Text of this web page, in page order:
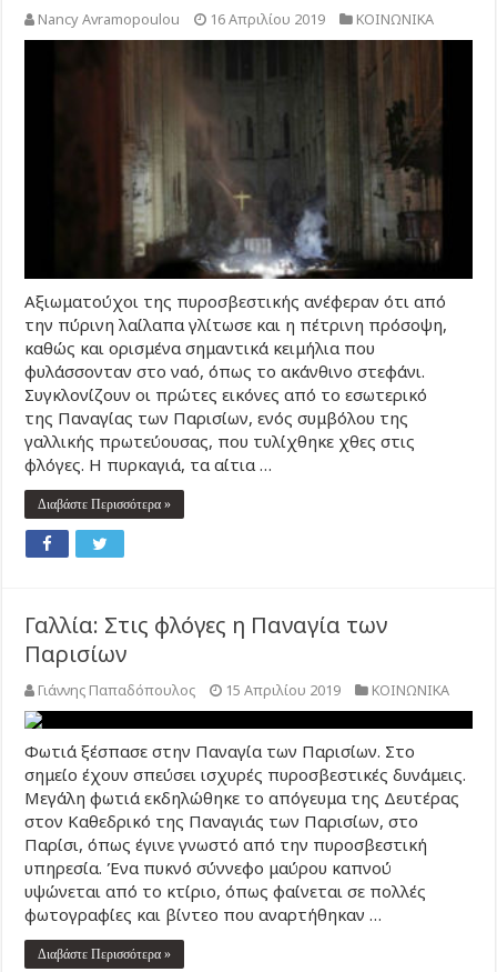
Nancy Avramopoulou 16 Απριλίου 2019 ΚΟΙΝΩΝΙΚΑ
Αξιωματούχοι της πυροσβεστικής ανέφεραν ότι από
την πύρινη λαίλαπα γλίτωσε και η πέτρινη πρόσοψη,
καθώς και ορισμένα σημαντικά κειμήλια που
φυλάσσονταν στο ναό, όπως το ακάνθινο στεφάνι.
Συγκλονίζουν οι πρώτες εικόνες από το εσωτερικό
της Παναγίας των Παρισίων, ενός συμβόλου της
γαλλικής πρωτεύουσας, που τυλίχθηκε χθες στις
φλόγες. Η πυρκαγιά, τα αίτια …
Διαβάστε Περισσότερα »
Γαλλία: Στις φλόγες η Παναγία των
Παρισίων
Γιάννης Παπαδόπουλος 15 Απριλίου 2019 ΚΟΙΝΩΝΙΚΑ
Φωτιά ξέσπασε στην Παναγία των Παρισίων. Στο
σημείο έχουν σπεύσει ισχυρές πυροσβεστικές δυνάμεις.
Μεγάλη φωτιά εκδηλώθηκε το απόγευμα της Δευτέρας
στον Καθεδρικό της Παναγιάς των Παρισίων, στο
Παρίσι, όπως έγινε γνωστό από την πυροσβεστική
υπηρεσία. Ένα πυκνό σύννεφο μαύρου καπνού
υψώνεται από το κτίριο, όπως φαίνεται σε πολλές
φωτογραφίες και βίντεο που αναρτήθηκαν …
Διαβάστε Περισσότερα »